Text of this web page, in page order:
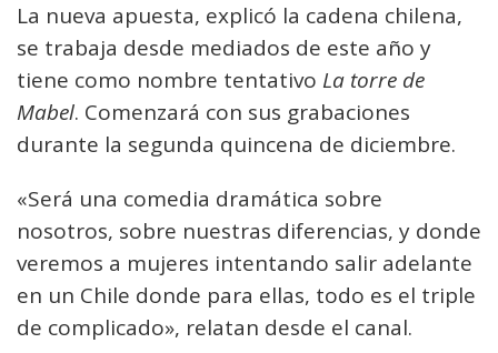
La nueva apuesta, explicó la cadena chilena,
se trabaja desde mediados de este año y
tiene como nombre tentativo La torre de
Mabel. Comenzará con sus grabaciones
durante la segunda quincena de diciembre.
«Será una comedia dramática sobre
nosotros, sobre nuestras diferencias, y donde
veremos a mujeres intentando salir adelante
en un Chile donde para ellas, todo es el triple
de complicado», relatan desde el canal.